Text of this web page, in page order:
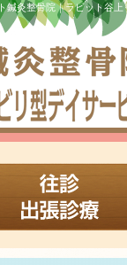
鍼灸整骨院｜ラビット谷